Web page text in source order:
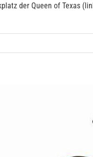
der Queen of Texas